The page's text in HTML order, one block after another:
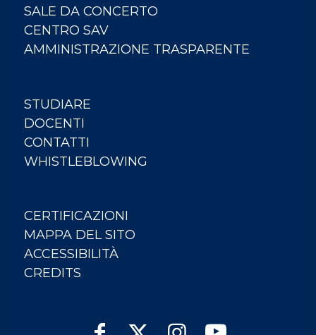
SALE DA CONCERTO
CENTRO SAV
AMMINISTRAZIONE TRASPARENTE
STUDIARE
DOCENTI
CONTATTI
WHISTLEBLOWING
CERTIFICAZIONI
MAPPA DEL SITO
ACCESSIBILITÀ
CREDITS